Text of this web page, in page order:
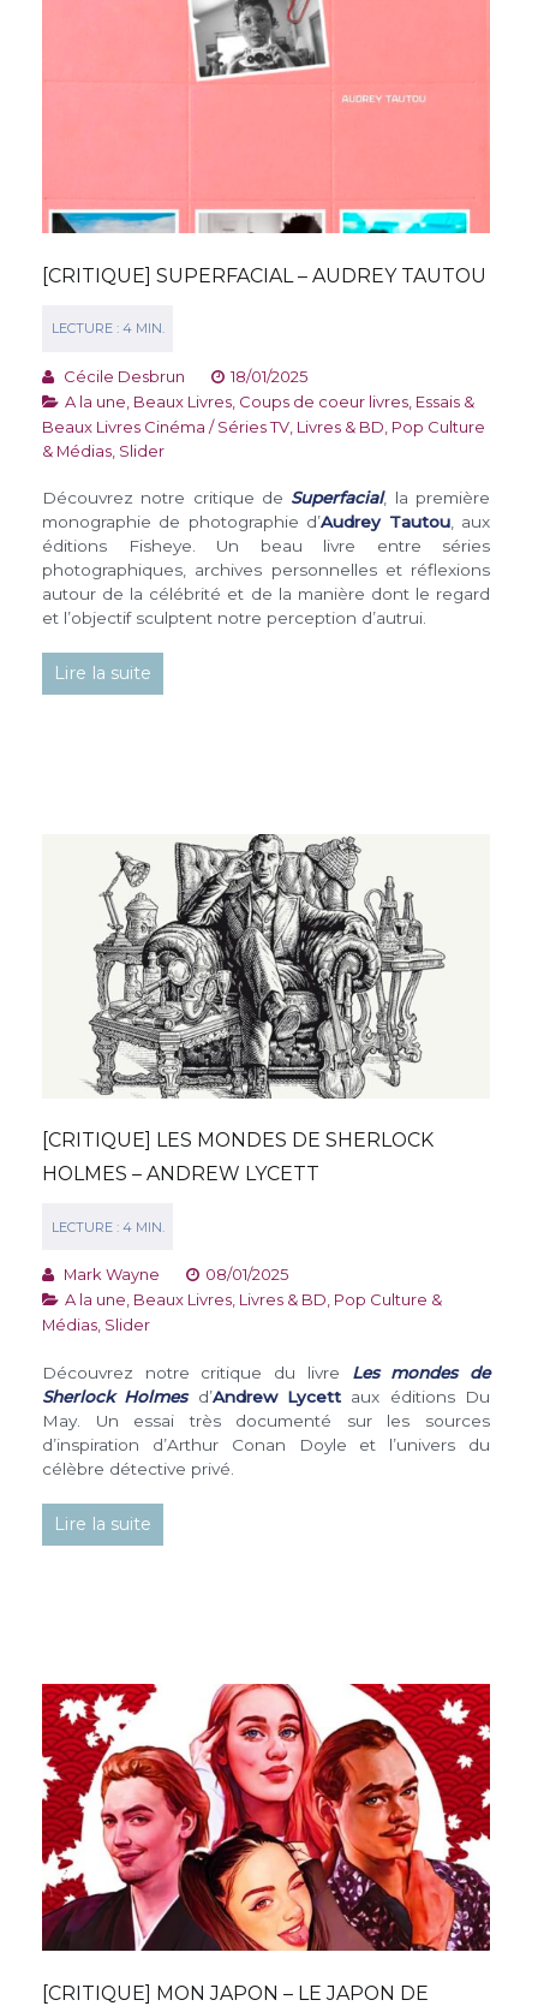
[CRITIQUE] SUPERFACIAL – AUDREY TAUTOU
Cécile Desbrun
18/01/2025
A la une Beaux Livres Coups de coeur livres Essais &
Beaux Livres Cinéma / Séries TV Livres & BD Pop Culture
& Médias Slider
Découvrez notre critique de Superfacial, la première
monographie de photographie d’Audrey Tautou, aux
éditions Fisheye. Un beau livre entre séries
photographiques, archives personnelles et réflexions
autour de la célébrité et de la manière dont le regard
et l’objectif sculptent notre perception d’autrui.
Lire la suite
[CRITIQUE] LES MONDES DE SHERLOCK
HOLMES – ANDREW LYCETT
Mark Wayne
08/01/2025
A la une, Beaux Livres, Livres & BD, Pop Culture &
Médias, Slider
Découvrez notre critique du livre Les mondes de
Sherlock Holmesd’Andrew Lycett aux éditions Du
May. Un essai très documenté sur les sources
d’inspiration d’Arthur Conan Doyle et l’univers du
célèbre détective privé.
Lire la suite
[CRITIQUE] MON JAPON – LE JAPON DE